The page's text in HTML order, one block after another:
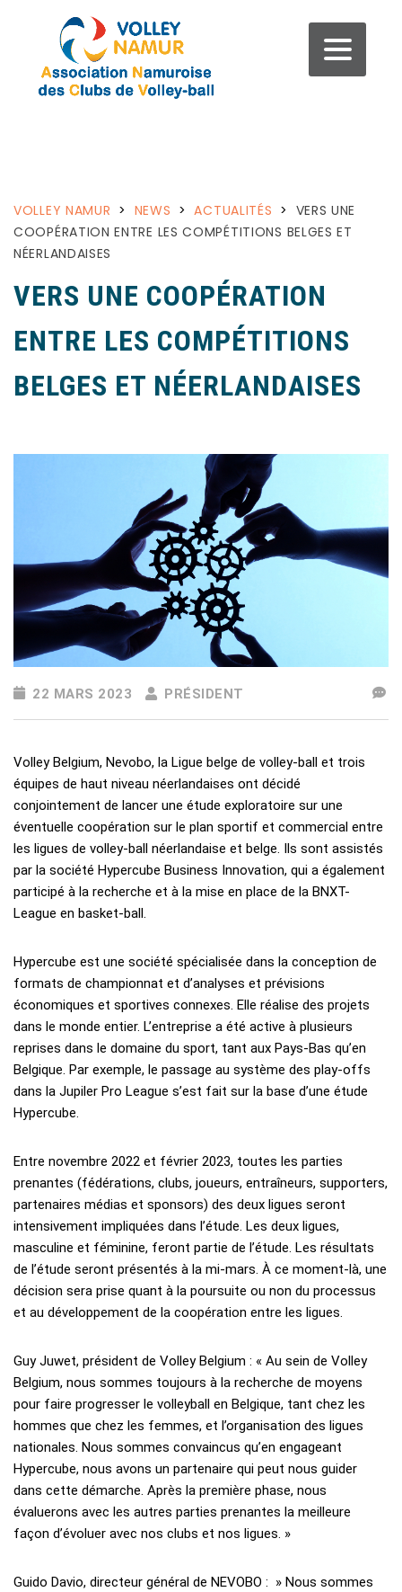
VOLLEY NAMUR > NEWS > ACTUALITÉS > VERS UNE
COOPÉRATION ENTRE LES COMPÉTITIONS BELGES ET
NÉERLANDAISES
VERS UNE COOPÉRATION
ENTRE LES COMPÉTITIONS
BELGES ET NÉERLANDAISES
22 MARS 2023 PRÉSIDENT
Volley Belgium, Nevobo, la Ligue belge de volley-ball et trois
équipes de haut niveau néerlandaises ont décidé
conjointement de lancer une étude exploratoire sur une
éventuelle coopération sur le plan sportif et commercial entre
les ligues de volley-ball néerlandaise et belge. Ils sont assistés
par la société Hypercube Business Innovation, qui a également
participé à la recherche et à la mise en place de la BNXT-
League en basket-ball.
Hypercube est une société spécialisée dans la conception de
formats de championnat et d’analyses et prévisions
économiques et sportives connexes. Elle réalise des projets
dans le monde entier. L’entreprise a été active à plusieurs
reprises dans le domaine du sport, tant aux Pays-Bas qu’en
Belgique. Par exemple, le passage au système des play-offs
dans la Jupiler Pro League s’est fait sur la base d’une étude
Hypercube.
Entre novembre 2022 et février 2023, toutes les parties
prenantes (fédérations, clubs, joueurs, entraîneurs, supporters,
partenaires médias et sponsors) des deux ligues seront
intensivement impliquées dans l’étude. Les deux ligues,
masculine et féminine, feront partie de l’étude. Les résultats
de l’étude seront présentés à la mi-mars. À ce moment-là, une
décision sera prise quant à la poursuite ou non du processus
et au développement de la coopération entre les ligues.
Guy Juwet, président de Volley Belgium : « Au sein de Volley
Belgium, nous sommes toujours à la recherche de moyens
pour faire progresser le volleyball en Belgique, tant chez les
hommes que chez les femmes, et l’organisation des ligues
nationales. Nous sommes convaincus qu’en engageant
Hypercube, nous avons un partenaire qui peut nous guider
dans cette démarche. Après la première phase, nous
évaluerons avec les autres parties prenantes la meilleure
façon d’évoluer avec nos clubs et nos ligues. »
Guido Davio, directeur général de NEVOBO : » Nous sommes